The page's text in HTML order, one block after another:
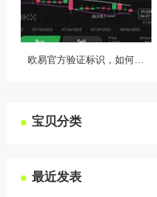
宝贝分类
最近发表